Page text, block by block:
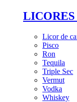
Licor de
Pisco
Ron
Tequila
Triple Sec
Vermut
Vodka
Whiskey